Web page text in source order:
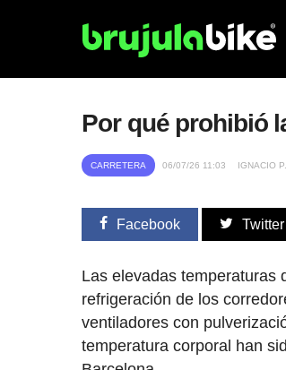
Por qué prohibió
CARRETERA 06/07/26 11:03 IGNACIO P.
Facebook Twitter
Las elevadas temperaturas
refrigeración de los
ventiladores con
temperatura corporal han